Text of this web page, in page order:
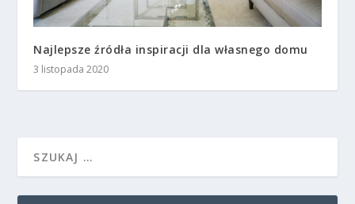
Najlepsze źródła inspiracji dla własnego domu
3 listopada 2020